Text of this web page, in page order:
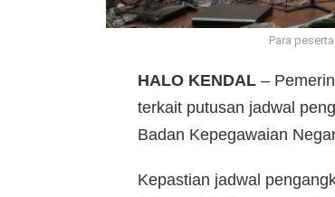
Para
HALO KENDAL –
terkait putusan jadwal
Badan Kepegawaian
Kepastian jadwal